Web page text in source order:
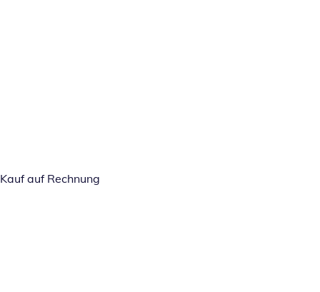
Kauf auf Rechnung